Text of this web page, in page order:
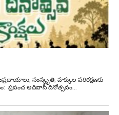
ప్రత్యేక దినోత్సవం మన భారత్, ప్రత్యేక కథనం: ప్రపంచ ఆదివాసీ దినోత్సవం...